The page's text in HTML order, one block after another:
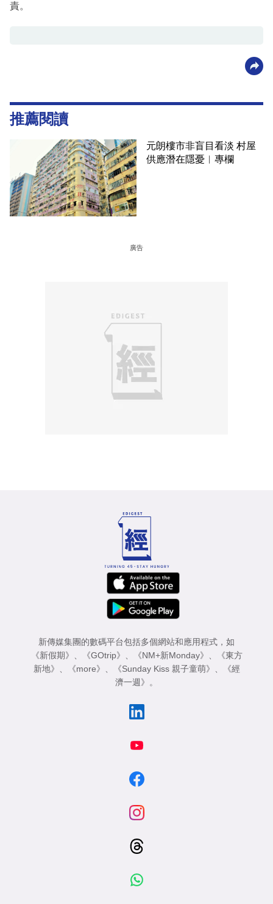
責。
推薦閱讀
元朗樓市非盲目看淡 村屋
供應潛在隱憂︳專欄
廣告
新傳媒集團的數碼平台包括多個網站和應用程式，如
《新假期》 、 《GOtrip》 、 《NM+新Monday》 、
《東方
新地》 、 《more》 、 《Sunday Kiss 親子童萌》 、
《經
濟一週》 。